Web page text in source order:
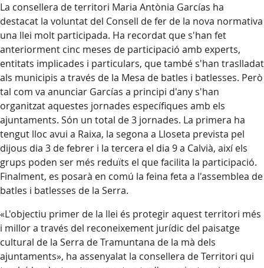
La consellera de territori Maria Antònia Garcías ha
destacat la voluntat del Consell de fer de la nova normativa
una llei molt participada. Ha recordat que s'han fet
anteriorment cinc meses de participació amb experts,
entitats implicades i particulars, que també s'han traslladat
als municipis a través de la Mesa de batles i batlesses. Però
tal com va anunciar Garcías a principi d'any s'han
organitzat aquestes jornades específiques amb els
ajuntaments. Són un total de 3 jornades. La primera ha
tengut lloc avui a Raixa, la segona a Lloseta prevista pel
dijous dia 3 de febrer i la tercera el dia 9 a Calvià, així els
grups poden ser més reduïts el que facilita la participació.
Finalment, es posarà en comú la feina feta a l'assemblea de
batles i batlesses de la Serra.
«L'objectiu primer de la llei és protegir aquest territori més
i millor a través del reconeixement jurídic del paisatge
cultural de la Serra de Tramuntana de la mà dels
ajuntaments», ha assenyalat la consellera de Territori qui